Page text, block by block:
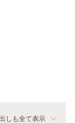
しも全て表示